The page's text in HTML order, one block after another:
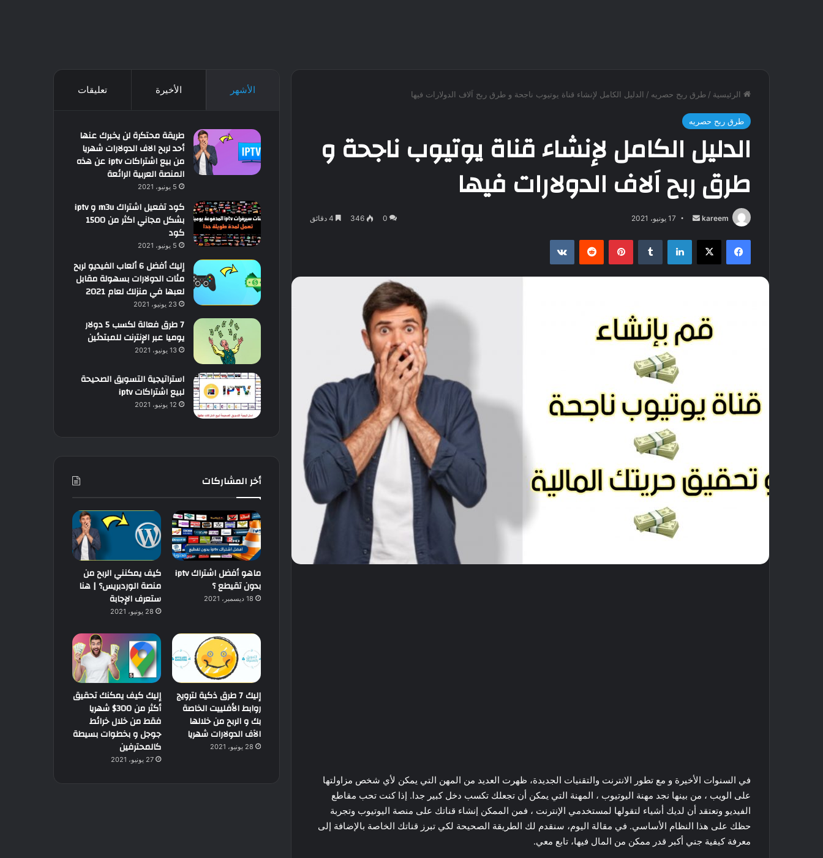
الرئيسية / طرق ربح حصريه / الدليل الكامل لإنشاء قناة يوتيوب ناجحة و طرق ربح اَلاف الدولارات فيها
طرق ربح حصريه
الدليل الكامل لإنشاء قناة يوتيوب ناجحة و
طرق ربح اَلاف الدولارات فيها
kareem
ل
ب
د
ا
ر
و
ا
17 يونيو، 2021 0
346
فيسبوك لينكدإن بينتيريست
في السنوات الأخيرة و مع تطور الانترنت والتقنيات الجديدة، ظهرت العديد من المهن التي يمكن لأي شخص مزاولتها
على الويب ، من بينها نجد مهنة اليوتيوب ، المهنة التي يمكن أن تجعلك تكسب دخل كبير جدا. إذا كنت تحب مقاطع
الفيديو وتعتقد أن لديك أشياء لتقولها لمستخدمي الإنترنت ، فمن الممكن إنشاء قناتك على منصة اليوتيوب وتجربة
حظك على هذا النظام الأساسي. في مقالة اليوم، سنقدم لك الطريقة الصحيحة لكي تبرز قناتك الخاصة بالإضافة إلى
معرفة كيفية جني أكبر قدر ممكن من المال فيها، تابع معي.
الأشهر الأخيرة تعليقات
طريقة محتكرة لن يخبرك عنها
أحد لربح الاف الدولارات شهريا
من بيع اشتراكات iptv عن هذه
المنصة العربية الرائعة
5 يونيو، 2021
كود تفعيل اشتراك m3u و iptv
بشكل مجاني اكثر من 1500
كود
5 يونيو، 2021
إليك أفضل 6 ألعاب الفيديو لربح
مئات الدولارات بسهولة مقابل
لعبها في منزلك لعام 2021
23 يونيو، 2021
7 طرق فعالة لكسب 5 دولار
يوميا عبر الإنترنت للمبتدئين
13 يونيو، 2021
استراتيجية التسويق الصحيحة
لبيع اشتراكات iptv
12 يونيو، 2021
أخر المشاركات
ماهو أفضل اشتراك iptv
بدون تقيطع ؟
18 ديسمبر، 2021
كيف يمكنني الربح من
منصة الوردبريس؟ | هنا
ستعرف الإجابة
28 يونيو، 2021
إليك 7 طرق ذكية لترويج
روابط الأفلييت الخاصة
بك و الربح من خلالها
الآف الدولارات شهريا
28 يونيو، 2021
إليك كيف يمكنك تحقيق
أكثر من 300$ شهريا
فقط من خلال خرائط
جوجل و بخطوات بسيطة
كالمحترفين
27 يونيو، 2021